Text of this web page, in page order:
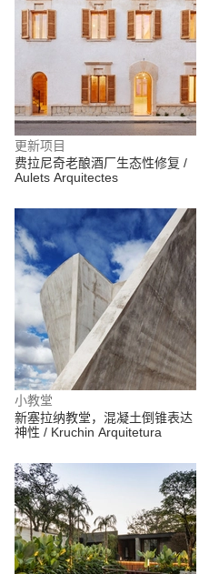
更新项目
费拉尼奇老酿酒厂生态性修复 /
Aulets Arquitectes
小教堂
新塞拉纳教堂，混凝土倒锥表达
神性 / Kruchin Arquitetura